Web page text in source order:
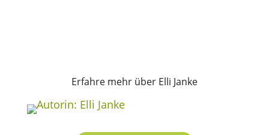
Erfahre mehr über Elli Janke